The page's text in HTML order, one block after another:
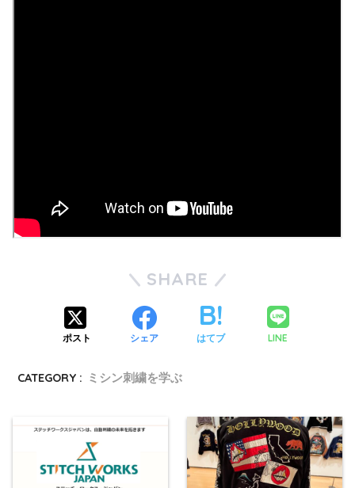
SHARE
ポスト シェア はてブ LINE
CATEGORY : ミシン刺繍を学ぶ